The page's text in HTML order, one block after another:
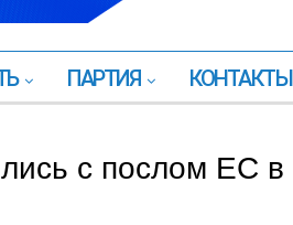
ПАРТИЯ КОНТАКТЫ
с послом ЕС в